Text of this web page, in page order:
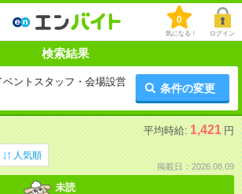
0
気になる！ ログイン
検索結果
ントスタッフ・会場設営
条件の変更
平均時給: 1,421 円
人気順
掲載日：2026.08.09
未読